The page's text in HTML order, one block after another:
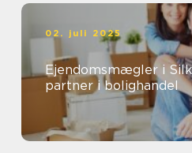
02. juli 2025
Ejendomsmægler i
partner i bolighandel